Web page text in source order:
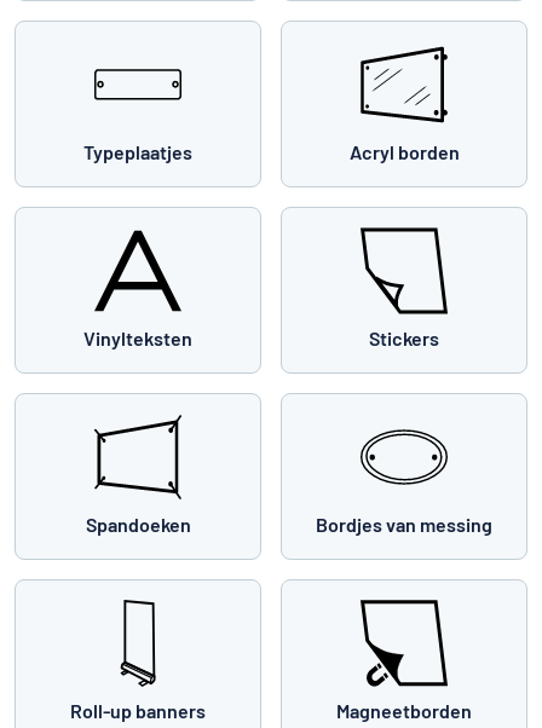
Typeplaatjes Acryl borden
Vinylteksten Stickers
Spandoeken Bordjes van messing
Roll-up banners Magneetborden